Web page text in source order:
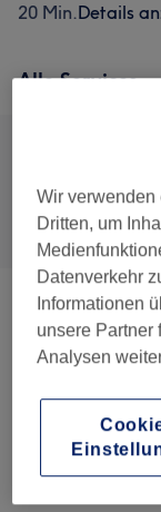
20 Min.Details
Alle Services
Alle
Augenbrauen &
Wir
Dritten, um
Datenverkehr
Informationen
unsere Partner
Analysen